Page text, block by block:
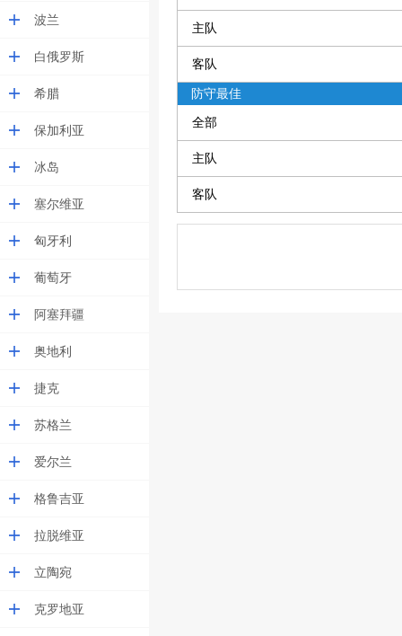
波兰
白俄罗斯
希腊
保加利亚
冰岛
塞尔维亚
匈牙利
葡萄牙
阿塞拜疆
奥地利
捷克
苏格兰
爱尔兰
格鲁吉亚
拉脱维亚
立陶宛
克罗地亚
主队
客队
防守最佳
全部
主队
客队